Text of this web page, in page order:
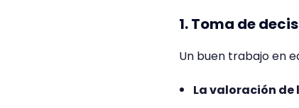
1. Toma de
Un buen trabajo en
La valoración de